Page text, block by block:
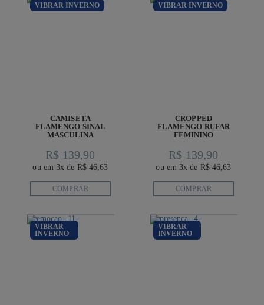
VIBRAR INVERNO
CAMISETA
FLAMENGO SINAL
MASCULINA
R$ 139,90
ou em 3x de R$ 46,63
COMPRAR
VIBRAR INVERNO
CROPPED
FLAMENGO RUFAR
FEMININO
R$ 139,90
ou em 3x de R$ 46,63
COMPRAR
VIBRAR
INVERNO
VIBRAR
INVERNO